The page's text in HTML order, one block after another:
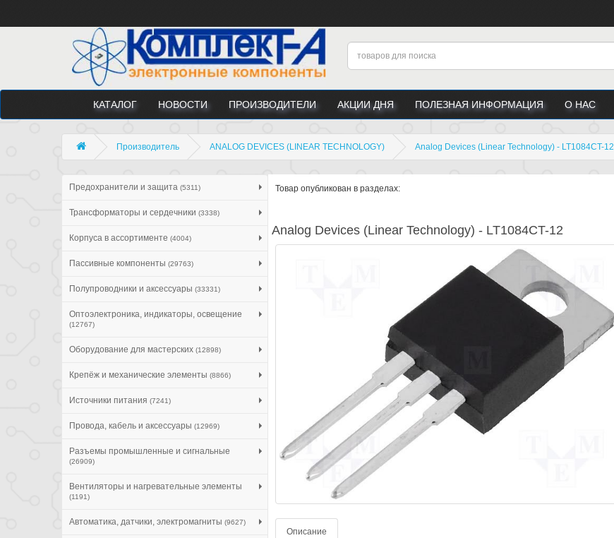
КАТАЛОГ НОВОСТИ ПРОИЗВОДИТЕЛИ АКЦИИ ДНЯ ПОЛЕЗНАЯ ИНФОРМАЦИЯ О НАС
Производитель ANALOG DEVICES (LINEAR TECHNOLOGY) Analog Devices (Linear Technology) - LT1084CT-12
Предохранители и защита (5311)
Трансформаторы и сердечники (3338)
Корпуса в ассортименте (4004)
Пассивные компоненты (29763)
Полупроводники и аксессуары (33331)
Оптоэлектроника, индикаторы, освещение
(12767)
Оборудование для мастерских (12898)
Крепёж и механические элементы (8866)
Источники питания (7241)
Провода, кабель и аксессуары (12969)
Разъемы промышленные и сигнальные
(26909)
Вентиляторы и нагревательные элементы
(1191)
Автоматика, датчики, электромагниты (9627)
Товар опубликован в разделах:
Analog Devices (Linear Technology) - LT1084CT-12
Описание